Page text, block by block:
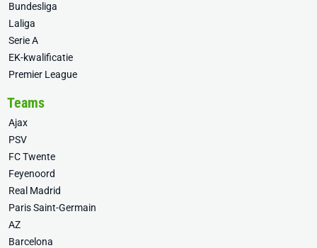
Bundesliga
Laliga
Serie A
EK-kwalificatie
Premier League
Teams
Ajax
PSV
FC Twente
Feyenoord
Real Madrid
Paris Saint-Germain
AZ
Barcelona